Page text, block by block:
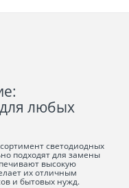
любых
светодиодных
подходят для замены
высокую
их отличным
и бытовых нужд.